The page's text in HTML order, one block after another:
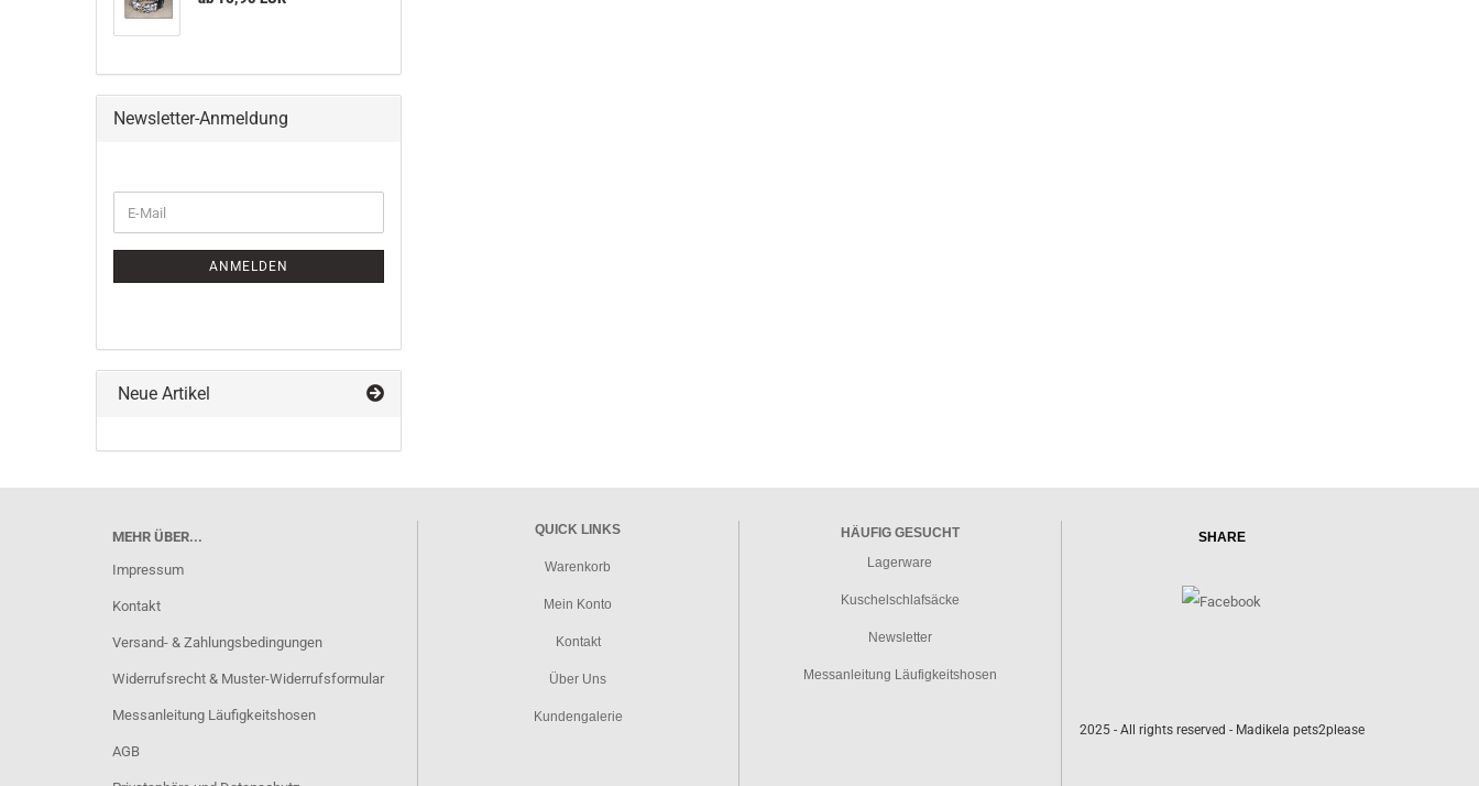
Newsletter-Anmeldung
ZUR
E-
Mail
ANMELDEN
Neue Artikel
MEHR ÜBER...
Impressum
Kontakt
Versand- & Zahlungsbedingungen
Widerrufsrecht & Muster-Widerrufsformular
Messanleitung Läufigkeitshosen
AGB
QUICK LINKS
Warenkorb
Mein Konto
Kontakt
Über Uns
Kundengalerie
HÄUFIG GESUCHT
Lagerware
Kuschelschlafsäcke
Newsletter
Messanleitung Läufigkeitshosen
SHARE
2025 - All rights reserved - Madikela pets2please